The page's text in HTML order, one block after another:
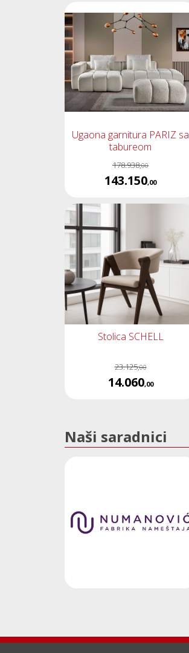
Ugaona garnitura PARIZ sa
tabureom
178.938,00
143.150,00
Stolica SCHELL
23.125,00
14.060,00
Naši saradnici